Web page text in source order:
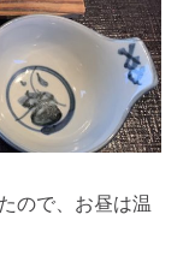
ので、お昼は温